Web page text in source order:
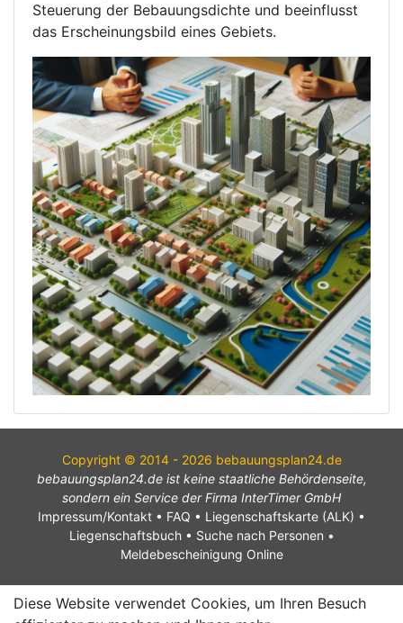
Steuerung der Bebauungsdichte und beeinflusst
das Erscheinungsbild eines Gebiets.
Copyright © 2014 - 2026 bebauungsplan24.de
bebauungsplan24.de ist keine staatliche Behördenseite,
sondern ein Service der Firma InterTimer GmbH
Impressum/Kontakt • FAQ • Liegenschaftskarte (ALK) •
Liegenschaftsbuch• Suche nach Personen •
Meldebescheinigung Online
Diese Website verwendet Cookies, um Ihren Besuch